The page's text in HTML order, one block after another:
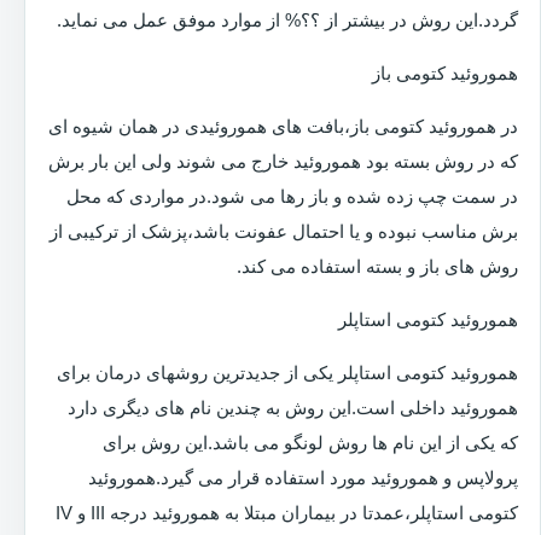
گردد.این روش در بیشتر از ؟؟% از موارد موفق عمل می نماید.
هموروئید کتومی باز
در هموروئید کتومی باز،بافت های هموروئیدی در همان شیوه ای
که در روش بسته بود هموروئید خارج می شوند ولی این بار برش
در سمت چپ زده شده و باز رها می شود.در مواردی که محل
برش مناسب نبوده و یا احتمال عفونت باشد،پزشک از ترکیبی از
روش های باز و بسته استفاده می کند.
هموروئید کتومی استاپلر
هموروئید کتومی استاپلر یکی از جدیدترین روشهای درمان برای
هموروئید داخلی است.این روش به چندین نام های دیگری دارد
که یکی از این نام ها روش لونگو می باشد.این روش برای
پرولاپس و هموروئید مورد استفاده قرار می گیرد.هموروئید
کتومی استاپلر،عمدتا در بیماران مبتلا به هموروئید درجه III و IV